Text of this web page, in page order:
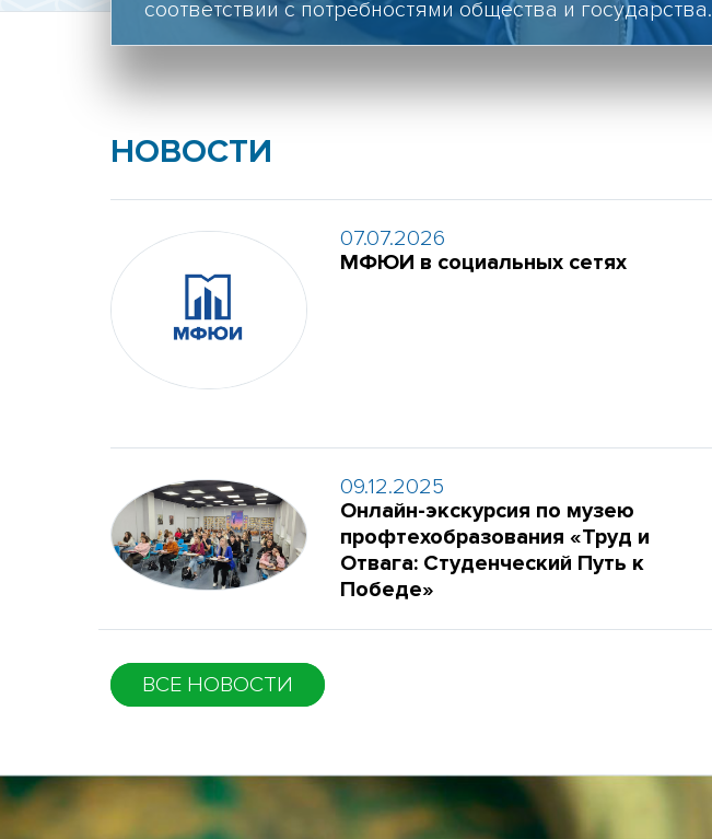
соответствии с потребностями общества и государства.
НОВОСТИ
07.07.2026
МФЮИ в социальных сетях
09.12.2025
Онлайн-экскурсия по музею
профтехобразования «Труд и
Отвага: Студенческий Путь к
Победе»
ВСЕ НОВОСТИ